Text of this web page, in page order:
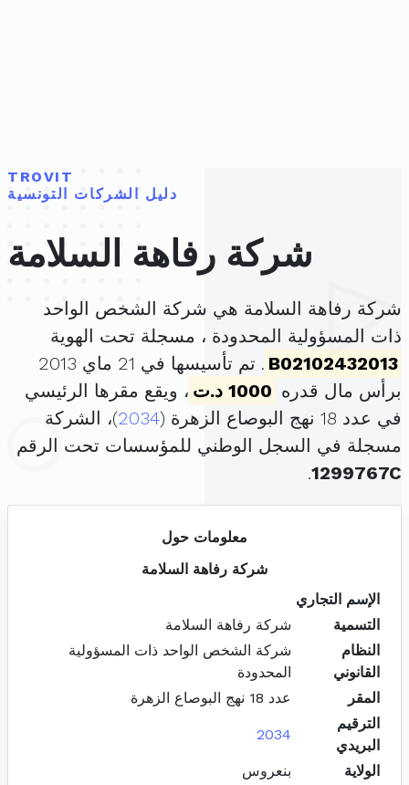
TROVIT
دليل الشركات التونسية
شركة رفاهة السلامة
شركة رفاهة السلامة هي شركة الشخص الواحد
ذات المسؤولية المحدودة ، مسجلة تحت الهوية
B02102432013
. تم تأسيسها في 21 ماي 2013
برأس مال قدره 1000 د.ت
، ويقع مقرها الرئيسي
في عدد 18 نهج البوصاع الزهرة (
2034)، الشركة
مسجلة في السجل الوطني للمؤسسات تحت الرقم
1299767C
.
معلومات حول
شركة رفاهة السلامة
الإسم التجاري
التسمية
شركة رفاهة السلامة
النظام
القانوني
شركة الشخص الواحد ذات المسؤولية
المحدودة
المقر
عدد 18 نهج البوصاع الزهرة
الترقيم
البريدي
2034
الولاية بنعروس